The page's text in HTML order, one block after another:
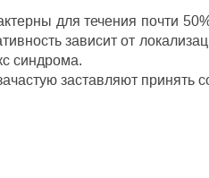
для течения почти
зависит от
синдрома.
заставляют принять